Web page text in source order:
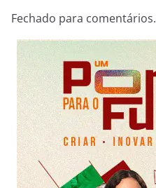
Fechado para comentários.